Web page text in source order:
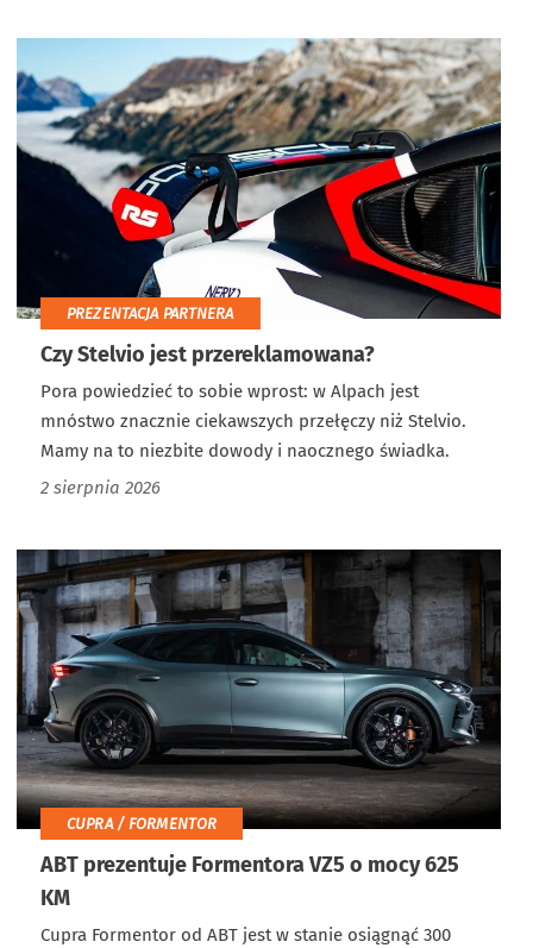
PREZENTACJA PARTNERA
Czy Stelvio jest przereklamowana?
Pora powiedzieć to sobie wprost: w Alpach jest
mnóstwo znacznie ciekawszych przełęczy niż Stelvio.
Mamy na to niezbite dowody i naocznego świadka.
2 sierpnia 2026
CUPRA / FORMENTOR
ABT prezentuje Formentora VZ5 o mocy 625
KM
Cupra Formentor od ABT jest w stanie osiągnąć 300